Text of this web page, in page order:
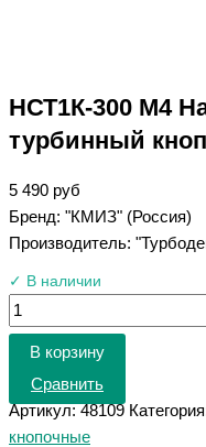
НСТ1К-300 М4
турбинный
5 490 руб
Бренд: "КМИЗ" (Россия)
Производитель:
✓ В наличии
В корзину
Сравнить
Артикул:48109
кнопочные